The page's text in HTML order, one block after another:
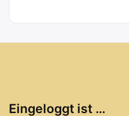
Eingeloggt ist …